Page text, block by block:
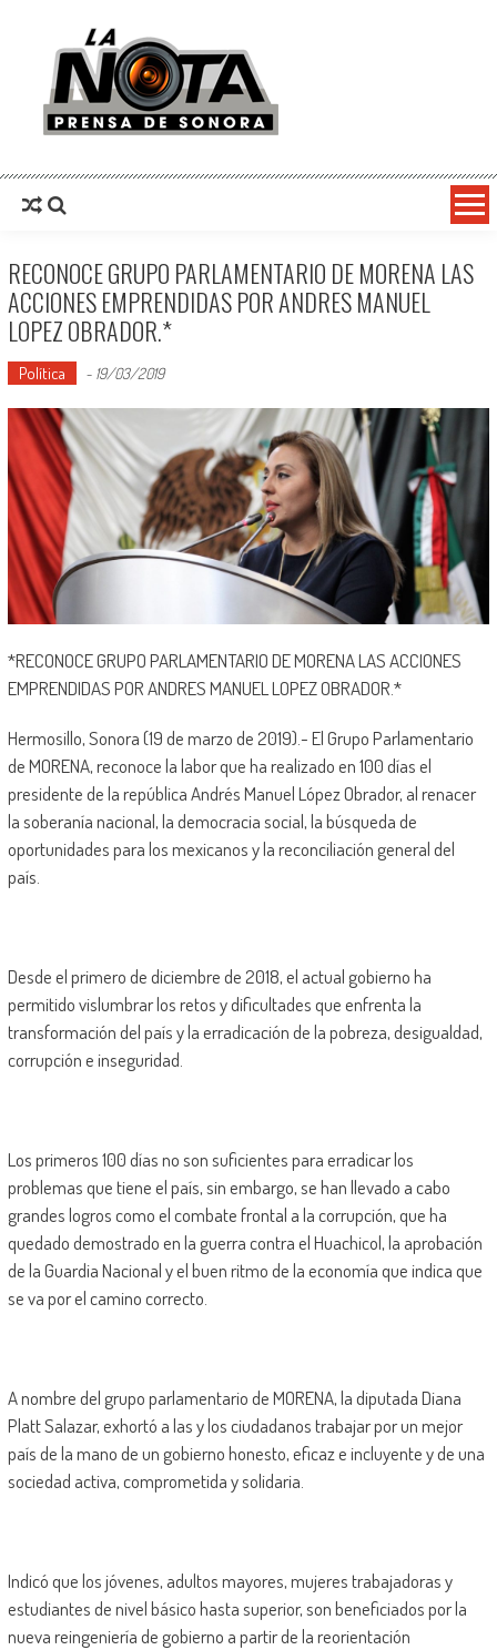
La Nota Prensa De Sonora
RECONOCE GRUPO PARLAMENTARIO DE MORENA LAS
ACCIONES EMPRENDIDAS POR ANDRES MANUEL
LOPEZ OBRADOR.*
Política - 19/03/2019
*RECONOCE GRUPO PARLAMENTARIO DE MORENA LAS ACCIONES
EMPRENDIDAS POR ANDRES MANUEL LOPEZ OBRADOR.*
Hermosillo, Sonora (19 de marzo de 2019).- El Grupo Parlamentario
de MORENA, reconoce la labor que ha realizado en 100 días el
presidente de la república Andrés Manuel López Obrador, al renacer
la soberanía nacional, la democracia social, la búsqueda de
oportunidades para los mexicanos y la reconciliación general del
país.
Desde el primero de diciembre de 2018, el actual gobierno ha
permitido vislumbrar los retos y dificultades que enfrenta la
transformación del país y la erradicación de la pobreza, desigualdad,
corrupción e inseguridad.
Los primeros 100 días no son suficientes para erradicar los
problemas que tiene el país, sin embargo, se han llevado a cabo
grandes logros como el combate frontal a la corrupción, que ha
quedado demostrado en la guerra contra el Huachicol, la aprobación
de la Guardia Nacional y el buen ritmo de la economía que indica que
se va por el camino correcto.
A nombre del grupo parlamentario de MORENA, la diputada Diana
Platt Salazar, exhortó a las y los ciudadanos trabajar por un mejor
país de la mano de un gobierno honesto, eficaz e incluyente y de una
sociedad activa, comprometida y solidaria.
Indicó que los jóvenes, adultos mayores, mujeres trabajadoras y
estudiantes de nivel básico hasta superior, son beneficiados por la
nueva reingeniería de gobierno a partir de la reorientación